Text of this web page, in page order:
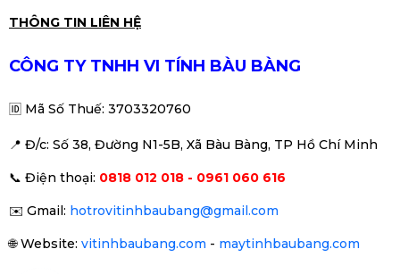
G3000
280.000đ
Drum máy in Brother DR 2385
THÔNG TIN LIÊN HỆ
CÔNG TY TNHH VI TÍNH BÀU BÀNG
🆔 Mã Số Thuế: 3703320760
📍 Đ/c: Số 38, Đường N1-5B, Xã Bàu Bàng, TP Hồ Chí Minh
📞 Điện thoại: 0818 012 018 - 0961 060 616
✉️ Gmail: hotrovitinhbaubang@gmail.com
🌐Website: vitinhbaubang.com - maytinhbaubang.com